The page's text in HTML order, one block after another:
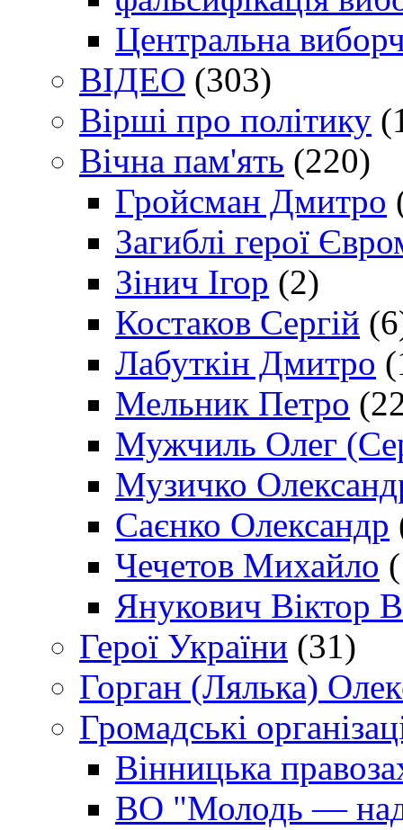
Центральна
ВІДЕО (303)
Вірші про політику
Вічна пам'ять (220)
Гройсман Дмитро
Загиблі герої
Зінич Ігор (2)
Костаков Сергій
Лабуткін Дмитро
Мельник Петро
Мужчиль Олег
Музичко
Саєнко Олександр
Чечетов Михайло
Янукович Віктор
Герої України (31)
Горган (Лялька)
Громадські
Вінницька
ВО "Молодь —